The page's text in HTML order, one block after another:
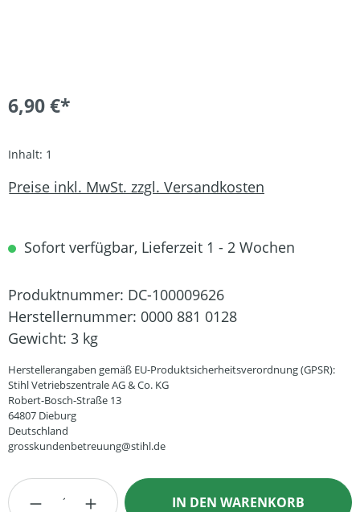
6,90 €*
Inhalt: 1
Preise inkl. MwSt. zzgl. Versandkosten
Sofort verfügbar, Lieferzeit 1 - 2 Wochen
Produktnummer: DC-100009626
Herstellernummer: 0000 881 0128
Gewicht: 3 kg
Herstellerangaben gemäß EU-Produktsicherheitsverordnung (GPSR):
Stihl Vetriebszentrale AG & Co. KG
Robert-Bosch-Straße 13
64807 Dieburg
Deutschland
grosskundenbetreuung@stihl.de
Produkt Anzahl: Gib den gewünschten
IN DEN WARENKORB